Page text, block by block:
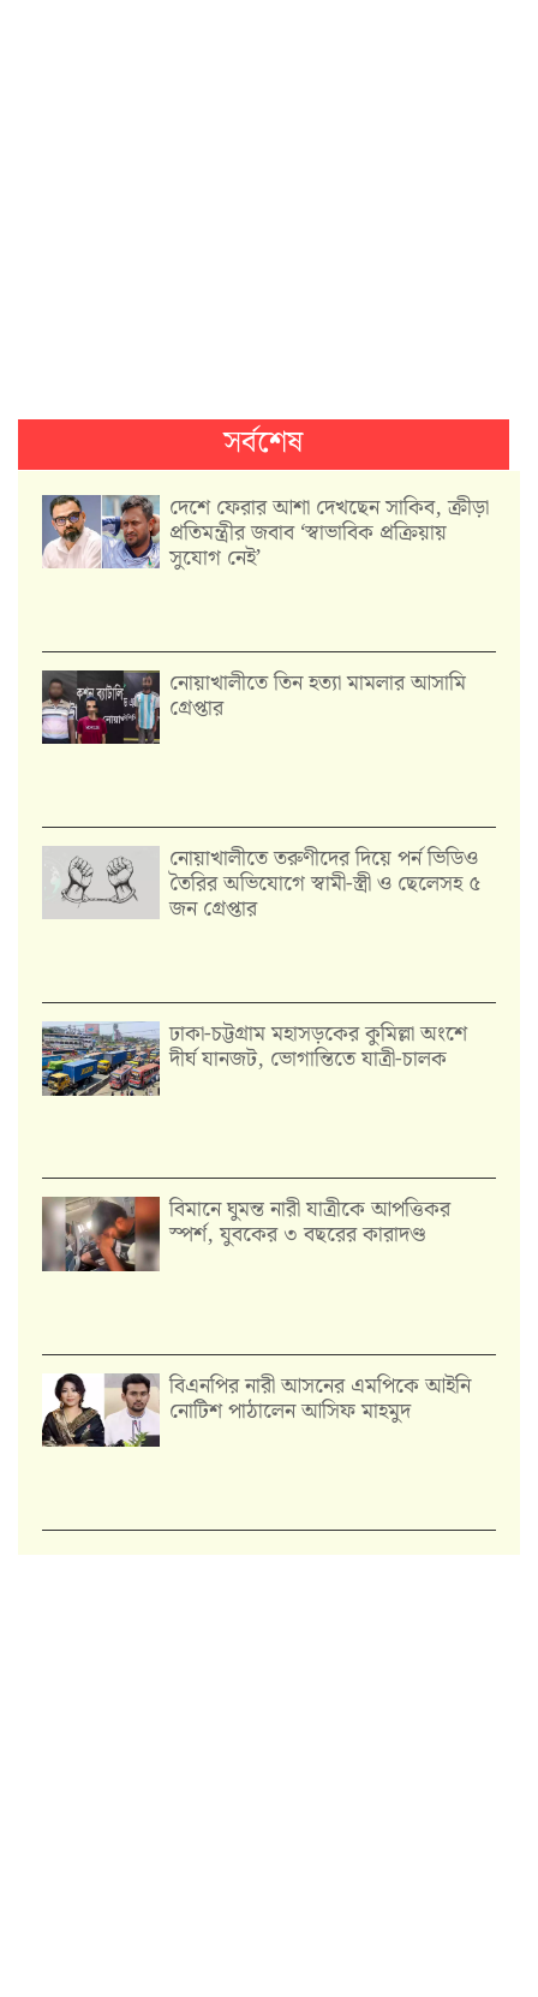
সর্বশেষ
দেশে ফেরার আশা দেখছেন সাকিব, ক্রীড়া
প্রতিমন্ত্রীর জবাব ‘স্বাভাবিক প্রক্রিয়ায়
সুযোগ নেই’
নোয়াখালীতে তিন হত্যা মামলার আসামি
গ্রেপ্তার
নোয়াখালীতে তরুণীদের দিয়ে পর্ন ভিডিও
তৈরির অভিযোগে স্বামী-স্ত্রী ও ছেলেসহ ৫
জন গ্রেপ্তার
ঢাকা-চট্টগ্রাম মহাসড়কের কুমিল্লা অংশে
দীর্ঘ যানজট, ভোগান্তিতে যাত্রী-চালক
বিমানে ঘুমন্ত নারী যাত্রীকে আপত্তিকর
স্পর্শ, যুবকের ৩ বছরের কারাদণ্ড
বিএনপির নারী আসনের এমপিকে আইনি
নোটিশ পাঠালেন আসিফ মাহমুদ